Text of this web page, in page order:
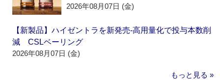
2026年08月07日 (金)
【新製品】ハイゼントラを新発売‐高用量化で投与本数削
減 CSLベーリング
2026年08月07日 (金)
もっと見る »